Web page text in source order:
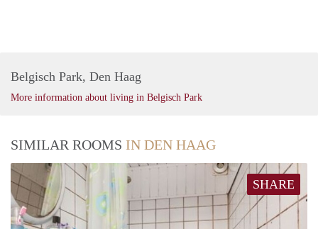
Belgisch Park, Den Haag
More information about living in Belgisch Park
SIMILAR ROOMS IN DEN HAAG
SHARE